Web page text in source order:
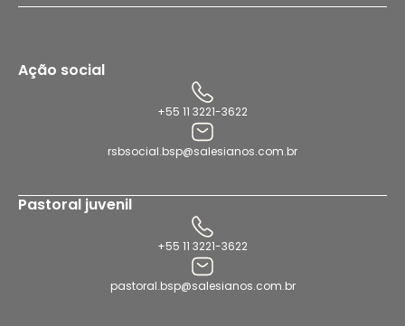
Ação social
+55 11 3221-3622
rsbsocial.bsp@salesianos.com.br
Pastoral juvenil
+55 11 3221-3622
pastoral.bsp@salesianos.com.br